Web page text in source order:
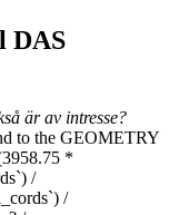
DAS
är av intresse?
to the GEOMETRY
*
/
/